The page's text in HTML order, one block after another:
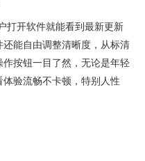
打开软件就能看到最新更新
能自由调整清晰度，从标清
按钮一目了然，无论是年轻
验流畅不卡顿，特别人性